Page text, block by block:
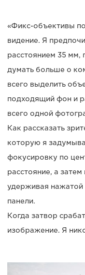
«Фикс-объективы
видение. Я
расстоянием 35 мм,
думать больше о
всего выделить
подходящий фон и
всего одной
Как рассказать
которую я
фокусировку по
расстояние, а
удерживая нажатой
панели.
Когда затвор
изображение. Я